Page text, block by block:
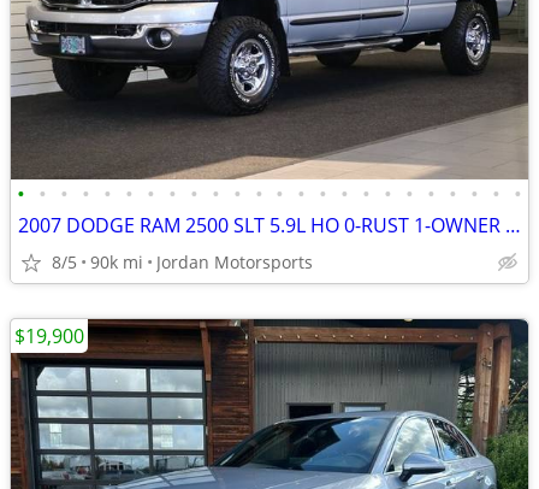
• • • • • • • • • • • • • • • • • • • • • • • •
2007 DODGE RAM 2500 SLT 5.9L HO 0-RUST 1-OWNER 89K 3500 2006 2005 2004
8/5 90k mi Jordan Motorsports
$19,900